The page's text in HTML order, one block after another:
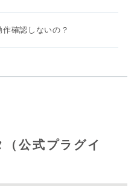
確認しないの？
公式プラグイ